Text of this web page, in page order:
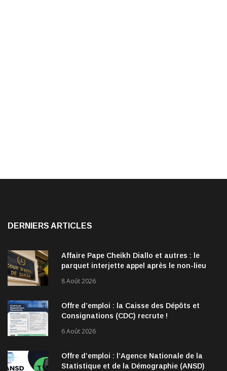
DERNIERS ARTICLES
Affaire Pape Cheikh Diallo et autres : le
parquet interjette appel après le non-lieu
8 Août 2026
Offre d’emploi : la Caisse des Dépôts et
Consignations (CDC) recrute !
6 Août 2026
Offre d’emploi : l’Agence Nationale de la
Statistique et de la Démographie (ANSD)